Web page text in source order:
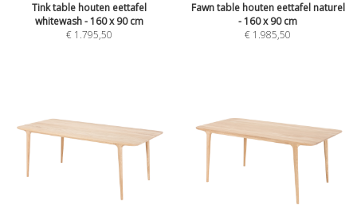
Tink table houten eettafel
whitewash - 160 x 90 cm
€ 1.795,50
Fawn table houten eettafel naturel
- 160 x 90 cm
€ 1.985,50